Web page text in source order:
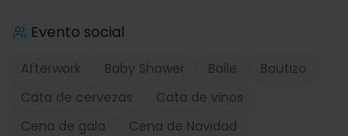
Evento social
Afterwork Baby Shower Baile
Bautizo
Cata de cervezas
Cata de vinos
Cena de gala
Cena de Navidad